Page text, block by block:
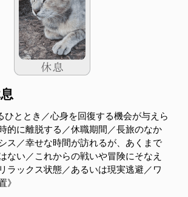
ひととき／心身を回復する機会が与えら
的に離脱する／休職期間／長旅のなか
ス／幸せな時間が訪れるが、あくまで
ない／これからの戦いや冒険にそなえ
ラックス状態／あるいは現実逃避／ワ
》